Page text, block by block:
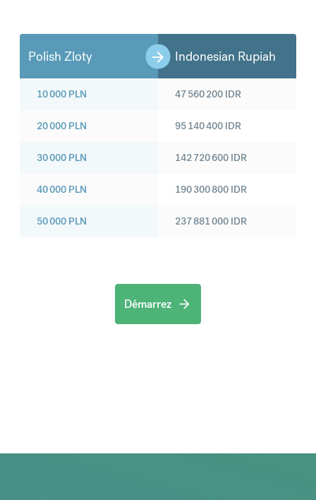
Polish Zloty Indonesian Rupiah
10 000 PLN
20 000 PLN
30 000 PLN
40 000 PLN
50 000 PLN
47 560 200 IDR
95 140 400 IDR
142 720 600 IDR
190 300 800 IDR
237 881 000 IDR
Démarrez